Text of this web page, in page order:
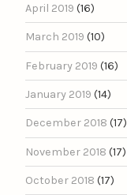
April 2019 (16)
March 2019 (10)
February 2019 (16)
January 2019 (14)
December 2018 (17)
November 2018 (17)
October 2018 (17)